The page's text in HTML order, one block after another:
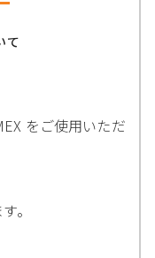
て
をご使用いただ
。